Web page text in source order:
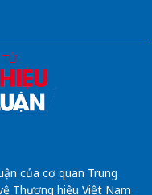
của cơ quan Trung
Thương hiệu Việt Nam